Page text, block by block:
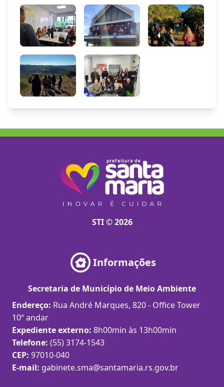
STI © 2026
Informações
Secretaria de Município de Meio Ambiente
Endereço: Rua André Marques, 820 - Office Tower
10º andar
Expediente externo: 8h00min às 13h00min
Telefone: (55) 3174-1543
CEP: 97010-040
E-mail: gabinete.sma@santamaria.rs.gov.br